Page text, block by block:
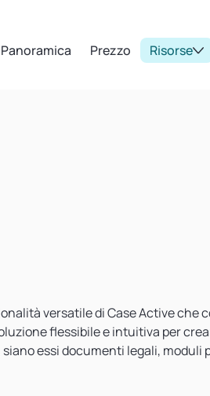
Panoramica Prezzo Risorse
versatile di Case Active
flessibile e intuitiva per
essi documenti legali, moduli